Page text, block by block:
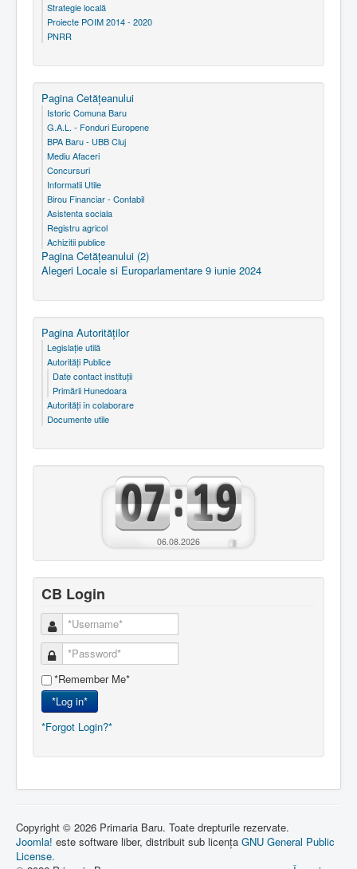
Strategie locală
Proiecte POIM 2014 - 2020
PNRR
Pagina Cetăţeanului
Istoric Comuna Baru
G.A.L. - Fonduri Europene
BPA Baru - UBB Cluj
Mediu Afaceri
Concursuri
Informatii Utile
Birou Financiar - Contabil
Asistenta sociala
Registru agricol
Achizitii publice
Pagina Cetăţeanului (2)
Alegeri Locale si Europarlamentare 9 iunie 2024
Pagina Autorităţilor
Legislaţie utilă
Autorităţi Publice
Date contact instituţii
Primării Hunedoara
Autorităţi în colaborare
Documente utile
06.08.2026
CB Login
*Remember Me*
*Log in*
*Forgot Login?*
Copyright © 2026 Primaria Baru. Toate drepturile rezervate.
Joomla! este software liber, distribuit sub licența GNU General Public
License.